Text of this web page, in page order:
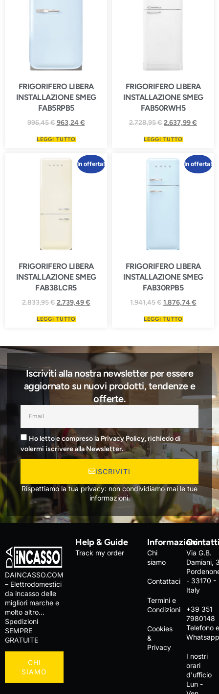
FRIGORIFERO LIBERA
INSTALLAZIONE SMEG
FAB5RPB5
996,45€ 963,24€
LEGGI TUTTO
FRIGORIFERO LIBERA
INSTALLAZIONE SMEG
FAB50RWH5
2.728,95€2.637,99€
LEGGI TUTTO
In offerta!
FRIGORIFERO LIBERA
INSTALLAZIONE SMEG
FAB38LCR5
2.833,95€ 2.739,49€
LEGGI TUTTO
In offerta!
FRIGORIFERO LIBERA
INSTALLAZIONE SMEG
FAB30RPB5
1.941,45€ 1.876,74€
LEGGI TUTTO
Iscriviti alla nostra newsletter per essere
aggiornato su nuovi prodotti, tendenze e
offerte.
Ho letto e compreso la Privacy Policy, richiedo di
volermi iscrivere alla Newsletter.
ISCRIVITI
Rispettiamo la tua privacy: non condividiamo mai le tue
informazioni.
DAINCASSO.COM
– Elettrodomestici
da incasso delle
migliori marche e
molto altro…
Spedizioni
SEMPRE
GRATUITE
CHI
SIAMO
Help & Guide
Track my order
Informazioni
Chi
siamo
Contattaci
Termini e
Condizioni
Cookies
&
Privacy
Via G.B.
Damiani,
- 33170 -
Italy
+39 351
7980148
Telefono
I nostri
orari
d'ufficio
Lun -